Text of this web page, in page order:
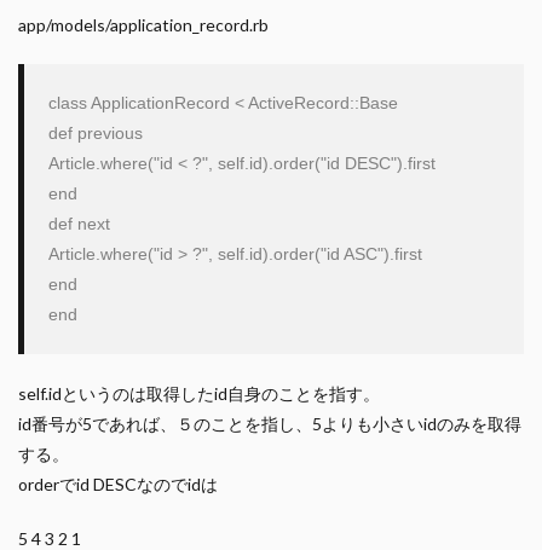
app/models/application_record.rb
classApplicationRecord < ActiveRecord::Base
def previous
Article .where("id < ?" self .id).order("id DESC"
end
def next
Article .where("id > ?" self .id).order("id ASC"
end
end
self.idというのは取得したid自身のことを指す。
id番号が5であれば、５のことを指し、5よりも小さいidのみを取得
する。
orderでid DESCなのでidは
5 4 3 2 1